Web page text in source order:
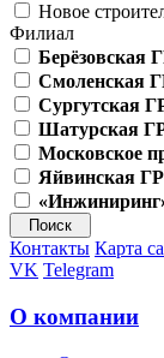
Новое
Филиал
Берёзовская
Смоленская
Сургутская
Шатурская
Московское
Яйвинская
Контакты Карта
VK Telegram
О компании